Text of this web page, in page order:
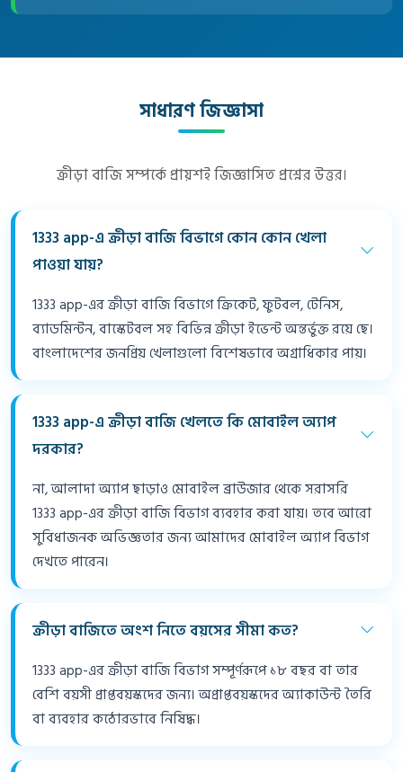
সাধারণ জিজ্ঞাসা
ক্রীড়া বাজি সম্পর্কে প্রায়শই জিজ্ঞাসিত প্রশ্নের উত্তর।
1333 app-এ ক্রীড়া বাজি বিভাগে কোন কোন খেলা
পাওয়া যায়?
1333 app-এর ক্রীড়া বাজি বিভাগে ক্রিকেট, ফুটবল, টেনিস,
ব্যাডমিন্টন, বাস্কেটবল সহ বিভিন্ন ক্রীড়া ইভেন্ট অন্তর্ভুক্ত রয়ে ছে।
বাংলাদেশের জনপ্রিয় খেলাগুলো বিশেষভাবে অগ্রাধিকার পায়।
1333 app-এ ক্রীড়া বাজি খেলতে কি মোবাইল অ্যাপ
দরকার?
না, আলাদা অ্যাপ ছাড়াও মোবাইল ব্রাউজার থেকে সরাসরি
1333 app-এর ক্রীড়া বাজি বিভাগ ব্যবহার করা যায়। তবে আরো
সুবিধাজনক অভিজ্ঞতার জন্য আমাদের মোবাইল অ্যাপ বিভাগ
দেখতে পারেন।
ক্রীড়া বাজিতে অংশ নিতে বয়সের সীমা কত?
1333 app-এর ক্রীড়া বাজি বিভাগ সম্পূর্ণরূপে ১৮ বছর বা তার
বেশি বয়সী প্রাপ্তবয়স্কদের জন্য। অপ্রাপ্তবয়স্কদের অ্যাকাউন্ট তৈরি
বা ব্যবহার কঠোরভাবে নিষিদ্ধ।